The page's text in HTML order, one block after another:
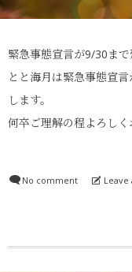
緊急事態宣言が9/30まで
とと海月は緊急事態宣
します。
何卒ご理解の程よろしく
No comment